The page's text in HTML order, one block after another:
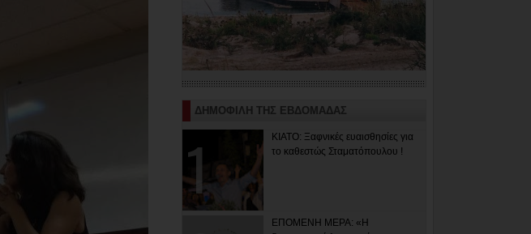
ΔΗΜΟΦΙΛΗ ΤΗΣ ΕΒΔΟΜΑΔΑΣ
ΚΙΑΤΟ: Ξαφνικές ευαισθησίες για
το καθεστώς Σταματόπουλου !
ΕΠΟΜΕΝΗ ΜΕΡΑ: «Η